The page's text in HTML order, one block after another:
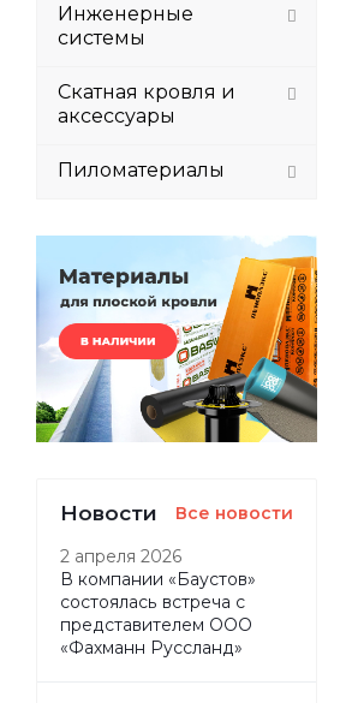
Инженерные
системы
Скатная кровля и
аксессуары
Пиломатериалы
Новости Все новости
2 апреля 2026
В компании «Баустов»
состоялась встреча с
представителем ООО
«Фахманн Руссланд»